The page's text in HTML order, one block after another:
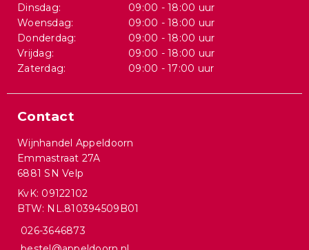
Dinsdag:
09:00 - 18:00 uur
Woensdag:
09:00 - 18:00 uur
Donderdag:
09:00 - 18:00 uur
Vrijdag:
09:00 - 18:00 uur
Zaterdag:
09:00 - 17:00 uur
Contact
Wijnhandel Appeldoorn
Emmastraat 27A
6881 SN Velp
KvK: 09122102
BTW: NL.810394509B01
026-3646873